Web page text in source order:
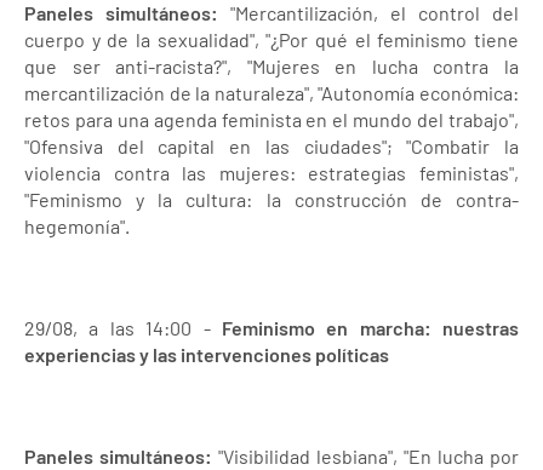
Paneles simultáneos: "Mercantilización, el control del
cuerpo y de la sexualidad", "¿Por qué el feminismo tiene
que ser anti-racista?", "Mujeres en lucha contra la
mercantilización de la naturaleza", "Autonomía económica:
retos para una agenda feminista en el mundo del trabajo",
"Ofensiva del capital en las ciudades"; "Combatir la
violencia contra las mujeres: estrategias feministas",
"Feminismo y la cultura: la construcción de contra-
hegemonía".
29/08, a las 14:00 - Feminismo en marcha: nuestras
experiencias y las intervenciones políticas
Paneles simultáneos: "Visibilidad lesbiana", "En lucha por